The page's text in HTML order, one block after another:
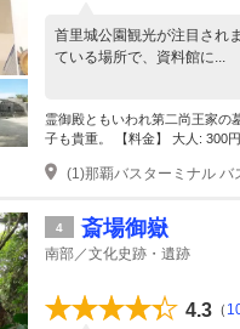
首里城公園観光が注目され
ている場所で、資料館に...
霊御殿ともいわれ第二尚王家の
子も貴重。 【料金】 大人: 300
(1)那覇バスターミナル
4 斎場御嶽
南部／文化史跡・遺跡
4.3 （